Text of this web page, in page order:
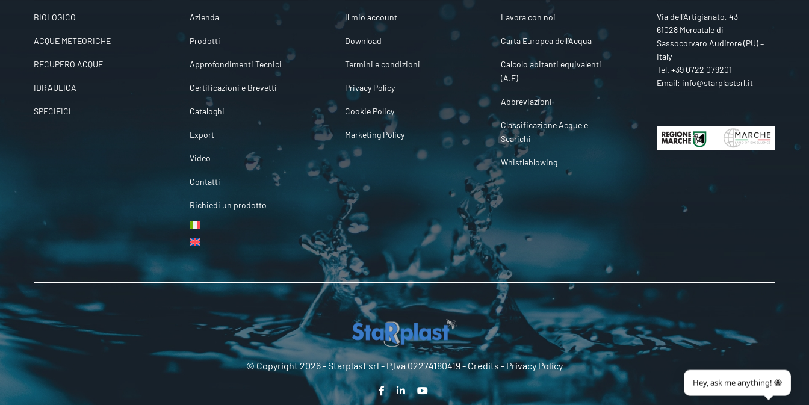
BIOLOGICO
ACQUE METEORICHE
RECUPERO ACQUE
IDRAULICA
SPECIFICI
Azienda
Prodotti
Approfondimenti Tecnici
Certificazioni e Brevetti
Cataloghi
Export
Video
Contatti
Richiedi un prodotto
Il mio account
Download
Termini e condizioni
Privacy Policy
Cookie Policy
Marketing Policy
Lavora con noi
Carta Europea dell’Acqua
Calcolo abitanti equivalenti
(A.E)
Abbreviazioni
Classificazione Acque e
Scarichi
Whistleblowing
Via dell’Artigianato, 43
61028 Mercatale di
Sassocorvaro Auditore (PU) –
Italy
Tel. +39 0722 079201
Email: info@starplastsrl.it
© Copyright 2026 -Starplast srl- P.Iva 02274180419 - Credits -Privacy Policy